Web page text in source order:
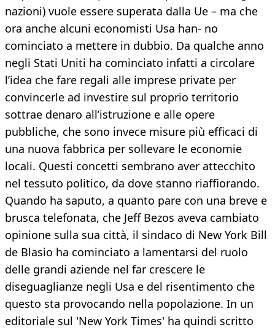
nazioni) vuole essere superata dalla Ue – ma che
ora anche alcuni economisti Usa han- no
cominciato a mettere in dubbio. Da qualche anno
negli Stati Uniti ha cominciato infatti a circolare
l’idea che fare regali alle imprese private per
convincerle ad investire sul proprio territorio
sottrae denaro all’istruzione e alle opere
pubbliche, che sono invece misure più efficaci di
una nuova fabbrica per sollevare le economie
locali. Questi concetti sembrano aver attecchito
nel tessuto politico, da dove stanno riaffiorando.
Quando ha saputo, a quanto pare con una breve e
brusca telefonata, che Jeff Bezos aveva cambiato
opinione sulla sua città, il sindaco di New York Bill
de Blasio ha cominciato a lamentarsi del ruolo
delle grandi aziende nel far crescere le
diseguaglianze negli Usa e del risentimento che
questo sta provocando nella popolazione. In un
editoriale sul 'New York Times' ha quindi scritto